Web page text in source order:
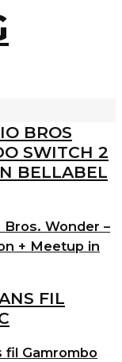
Wonder –
+ Meetup in
fil Gamrombo